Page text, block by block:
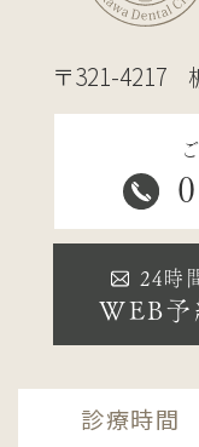
〒321-4217
24時
WEB予
診療時間